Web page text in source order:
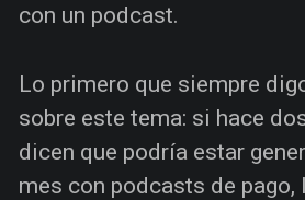
con un podcast.
Lo primero que siempre
sobre este tema: si hace
dicen que podría estar
mes con podcasts de pago,